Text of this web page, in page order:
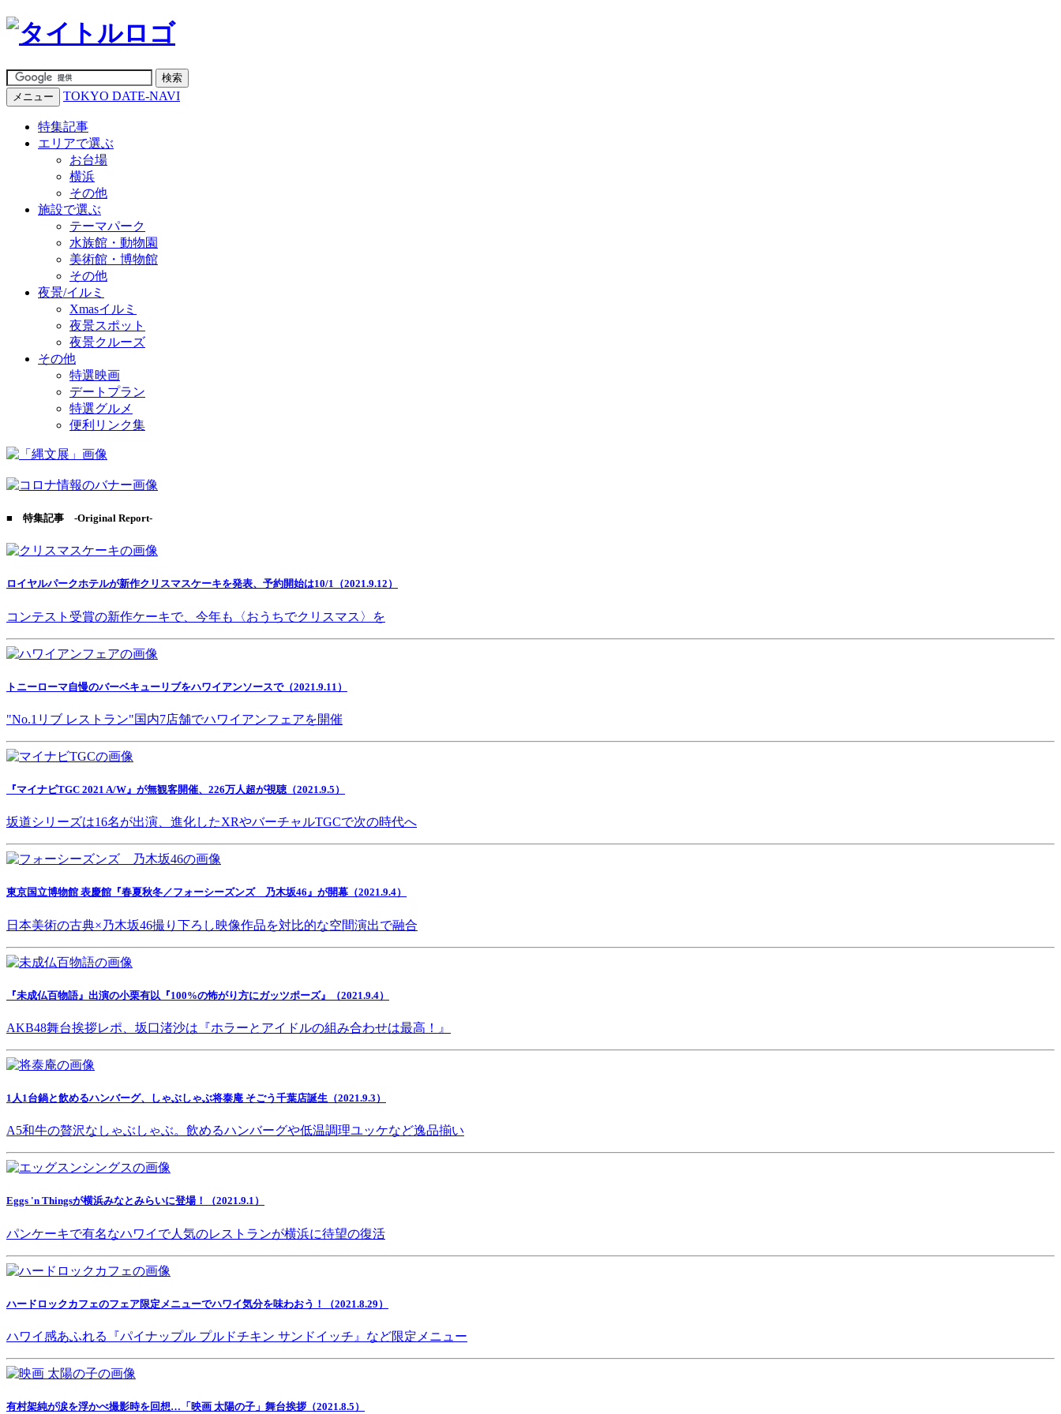
メニュー TOKYO DATE-NAVI
特集記事
エリアで選ぶ
お台場
横浜
その他
施設で選ぶ
テーマパーク
水族館・動物園
美術館・博物館
その他
夜景/イルミ
Xmasイルミ
夜景スポット
夜景クルーズ
その他
特選映画
デートプラン
特選グルメ
便利リンク集
■ 特集記事 -Original Report-
ロイヤルパークホテルが新作クリスマスケーキを発表、予約開始は10/1（2021.9.12）
コンテスト受賞の新作ケーキで、今年も〈おうちでクリスマス〉を
トニーローマ自慢のバーベキューリブをハワイアンソースで（2021.9.11）
"No.1リブ レストラン"国内7店舗でハワイアンフェアを開催
『マイナビTGC 2021 A/W』が無観客開催、226万人超が視聴（2021.9.5）
坂道シリーズは16名が出演、進化したXRやバーチャルTGCで次の時代へ
東京国立博物館 表慶館『春夏秋冬／フォーシーズンズ 乃木坂46』が開幕（2021.9.4）
日本美術の古典×乃木坂46撮り下ろし映像作品を対比的な空間演出で融合
『未成仏百物語』出演の小栗有以『100%の怖がり方にガッツポーズ』（2021.9.4）
AKB48舞台挨拶レポ、坂口渚沙は『ホラーとアイドルの組み合わせは最高！』
1人1台鍋と飲めるハンバーグ、しゃぶしゃぶ将泰庵 そごう千葉店誕生（2021.9.3）
A5和牛の贅沢なしゃぶしゃぶ。飲めるハンバーグや低温調理ユッケなど逸品揃い
Eggs 'n Thingsが横浜みなとみらいに登場！（2021.9.1）
パンケーキで有名なハワイで人気のレストランが横浜に待望の復活
ハードロックカフェのフェア限定メニューでハワイ気分を味わおう！（2021.8.29）
ハワイ感あふれる『パイナップル プルドチキン サンドイッチ』など限定メニュー
有村架純が涙を浮かべ撮影時を回想…「映画 太陽の子」舞台挨拶（2021.8.5）